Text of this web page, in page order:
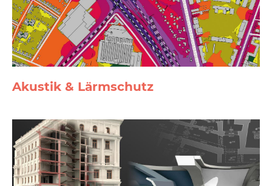
Akustik & Lärmschutz